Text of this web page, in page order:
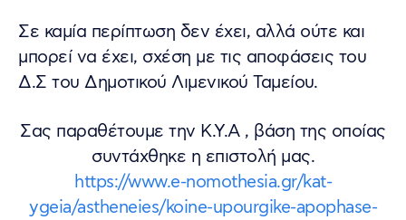
Σε καμία περίπτωση δεν έχει, αλλά ούτε και
μπορεί να έχει, σχέση με τις αποφάσεις του
Δ.Σ του Δημοτικού Λιμενικού Ταμείου.
Σας παραθέτουμε την Κ.Υ.Α , βάση της οποίας
συντάχθηκε η επιστολή μας.
https://www.e-nomothesia.gr/kat-
ygeia/astheneies/koine-upourgike-apophase-